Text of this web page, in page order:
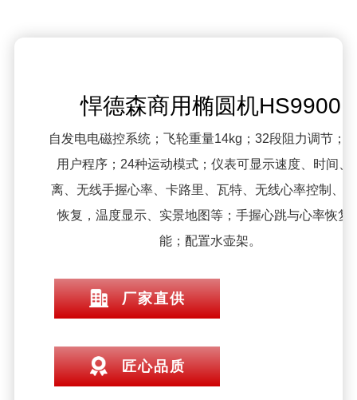
悍德森商用椭圆机HS9900
自发电电磁控系统；飞轮重量14kg；32段阻力调节；
用户程序；24种运动模式；仪表可显示速度、时间、
离、无线手握心率、卡路里、瓦特、无线心率控制、
恢复，温度显示、实景地图等；手握心跳与心率恢复
能；配置水壶架。
厂家直供
匠心品质